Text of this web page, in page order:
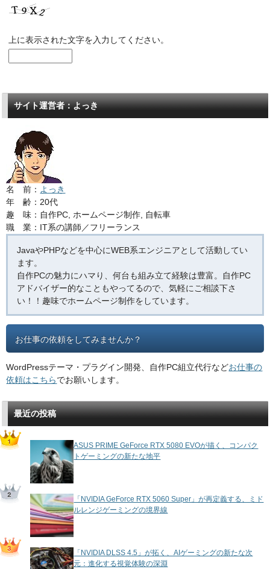
上に表示された文字を入力してください。
サイト運営者：よっき
名 前： よっき
年 齢：20代
趣 味：自作PC, ホームページ制作, 自転車
職 業：IT系の講師／フリーランス
JavaやPHPなどを中心にWEB系エンジニアとして活動してい
ます。
自作PCの魅力にハマり、何台も組み立て経験は豊富。自作PC
アドバイザー的なこともやってるので、気軽にご相談下さ
い！！趣味でホームページ制作をしています。
お仕事の依頼をしてみませんか？
WordPressテーマ・プラグイン開発、自作PC組立代行などお仕事の
依頼はこちらでお願いします。
最近の投稿
ASUS PRIME GeForce RTX 5080 EVOが描く、コンパク
トゲーミングの新たな地平
「NVIDIA GeForce RTX 5060 Super」が再定義する、ミド
ルレンジゲーミングの境界線
「NVIDIA DLSS 4.5」が拓く、AIゲーミングの新たな次
元：進化する視覚体験の深淵